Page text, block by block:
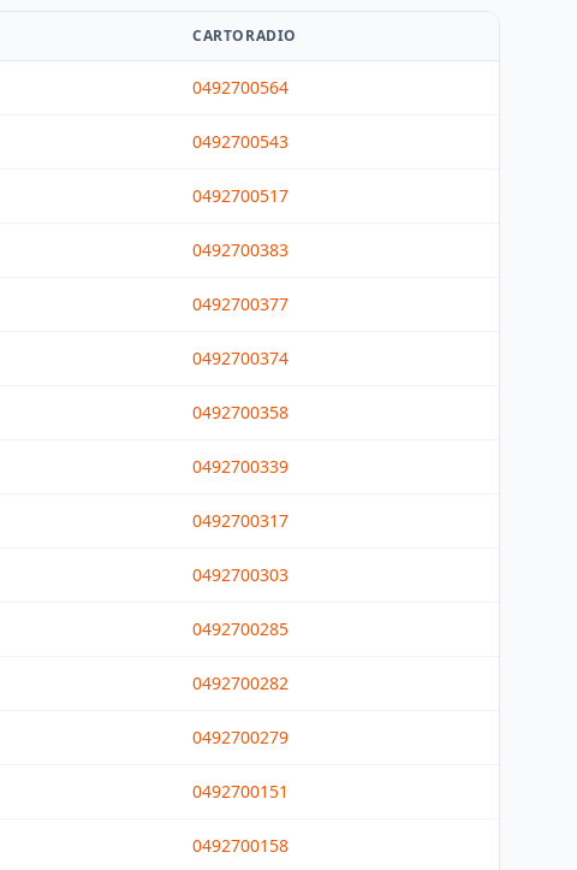
CARTORADIO
0492700564
0492700543
0492700517
0492700383
0492700377
0492700374
0492700358
0492700339
0492700317
0492700303
0492700285
0492700282
0492700279
0492700151
0492700158